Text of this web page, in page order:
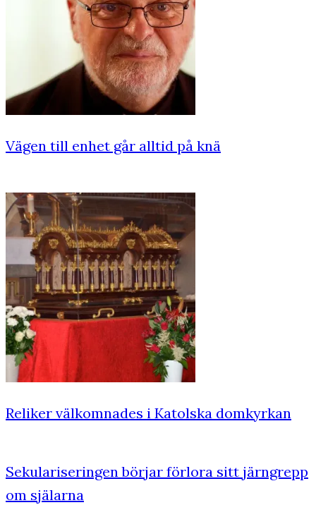
Vägen till enhet går alltid på knä
Reliker välkomnades i Katolska domkyrkan
Sekulariseringen börjar förlora sitt järngrepp
om själarna